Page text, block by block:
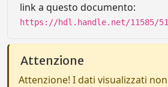
link a questo documento:
https://hdl.handle.net/11585/
Attenzione
Attenzione! I dati visualizzati